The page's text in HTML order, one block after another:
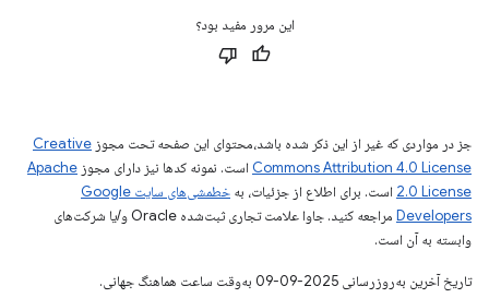
این مرور مفید بود؟
جز در مواردی که غیر از این ذکر شده باشد،‌محتوای این صفحه تحت مجوز Creative
Commons Attribution 4.0 License است. نمونه کدها نیز دارای مجوز Apache
2.0 License است. برای اطلاع از جزئیات، به
خطمشی‌های سایت Google
Developers‏
مراجعه کنید. جاوا علامت تجاری ثبت‌شده Oracle و/یا شرکت‌های
وابسته به آن است.
تاریخ آخرین به‌روزرسانی 2025-09-09 به‌وقت ساعت هماهنگ جهانی.